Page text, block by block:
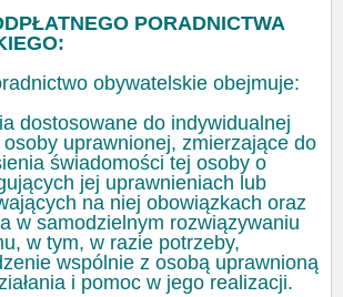
PORADNICTWA
obywatelskie obejmuje:
dostosowane do indywidualnej
uprawnionej, zmierzające do
świadomości tej osoby o
jej uprawnieniach lub
na niej obowiązkach oraz
w samodzielnym rozwiązywaniu
w tym, w razie potrzeby,
wspólnie z osobą uprawnioną
i pomoc w jego realizacji.